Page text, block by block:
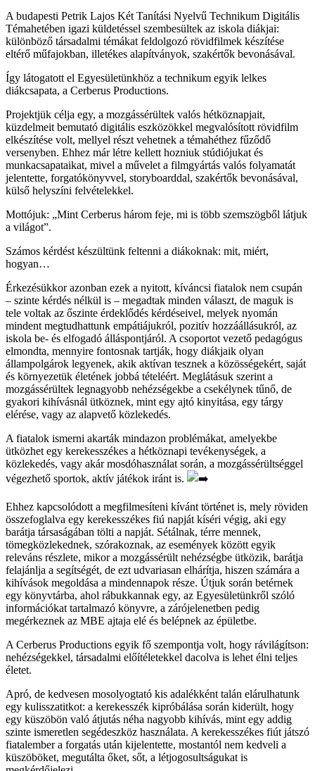
A budapesti Petrik Lajos Két Tanítási Nyelvű Technikum Digitális
Témahetében igazi küldetéssel szembesültek az iskola diákjai:
különböző társadalmi témákat feldolgozó rövidfilmek készítése
eltérő műfajokban, illetékes alapítványok, szakértők bevonásával.
Így látogatott el Egyesületünkhöz a technikum egyik lelkes
diákcsapata, a Cerberus Productions.
Projektjük célja egy, a mozgássérültek valós hétköznapjait,
küzdelmeit bemutató digitális eszközökkel megvalósított rövidfilm
elkészítése volt, mellyel részt vehetnek a témahéthez fűződő
versenyben. Ehhez már létre kellett hozniuk stúdiójukat és
munkacsapataikat, mivel a művelet a filmgyártás valós folyamatát
jelentette, forgatókönyvvel, storyboarddal, szakértők bevonásával,
külső helyszíni felvételekkel.
Mottójuk: „Mint Cerberus három feje, mi is több szemszögből látjuk
a világot”.
Számos kérdést készültünk feltenni a diákoknak: mit, miért,
hogyan…
Érkezésükkor azonban ezek a nyitott, kíváncsi fiatalok nem csupán
– szinte kérdés nélkül is – megadtak minden választ, de maguk is
tele voltak az őszinte érdeklődés kérdéseivel, melyek nyomán
mindent megtudhattunk empátiájukról, pozitív hozzáállásukról, az
iskola be- és elfogadó álláspontjáról. A csoportot vezető pedagógus
elmondta, mennyire fontosnak tartják, hogy diákjaik olyan
állampolgárok legyenek, akik aktívan tesznek a közösségekért, saját
és környezetük életének jobbá tételéért. Meglátásuk szerint a
mozgássérültek legnagyobb nehézségekbe a csekélynek tűnő, de
gyakori kihívásnál ütköznek, mint egy ajtó kinyitása, egy tárgy
elérése, vagy az alapvető közlekedés.
A fiatalok ismerni akarták mindazon problémákat, amelyekbe
ütközhet egy kerekesszékes a hétköznapi tevékenységek, a
közlekedés, vagy akár mosdóhasználat során, a mozgássérültséggel
végezhető sportok, aktív játékok iránt is.
Ehhez kapcsolódott a megfilmesíteni kívánt történet is, mely röviden
összefoglalva egy kerekesszékes fiú napját kíséri végig, aki egy
barátja társaságában tölti a napját. Sétálnak, térre mennek,
tömegközlekednek, szórakoznak, az események között egyik
releváns részlete, mikor a mozgássérült nehézségbe ütközik, barátja
felajánlja a segítségét, de ezt udvariasan elhárítja, hiszen számára a
kihívások megoldása a mindennapok része. Útjuk során betérnek
egy könyvtárba, ahol rábukkannak egy, az Egyesületünkről szóló
információkat tartalmazó könyvre, a zárójelenetben pedig
megérkeznek az MBE ajtaja elé és belépnek az épületbe.
A Cerberus Productions egyik fő szempontja volt, hogy rávilágítson:
nehézségekkel, társadalmi előítéletekkel dacolva is lehet élni teljes
életet.
Apró, de kedvesen mosolyogtató kis adalékként talán elárulhatunk
egy kulisszatitkot: a kerekesszék kipróbálása során kiderült, hogy
egy küszöbön való átjutás néha nagyobb kihívás, mint egy addig
szinte ismeretlen segédeszköz használata. A kerekesszékes fiút játszó
fiatalember a forgatás után kijelentette, mostantól nem kedveli a
küszöböket, megutálta őket, sőt, a létjogosultságukat is